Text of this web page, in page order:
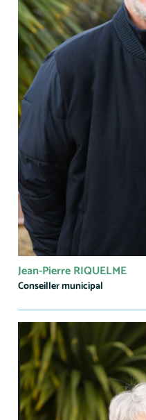
Jean-Pierre RIQUELME
Conseiller municipal